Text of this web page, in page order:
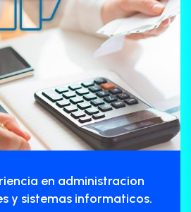
en administracion
y sistemas informaticos.